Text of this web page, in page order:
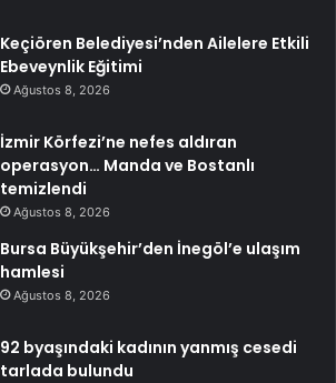
Keçiören Belediyesi’nden Ailelere Etkili
Ebeveynlik Eğitimi
Ağustos 8, 2026
İzmir Körfezi’ne nefes aldıran
operasyon… Manda ve Bostanlı
temizlendi
Ağustos 8, 2026
Bursa Büyükşehir’den İnegöl’e ulaşım
hamlesi
Ağustos 8, 2026
92 byaşındaki kadının yanmış cesedi
tarlada bulundu